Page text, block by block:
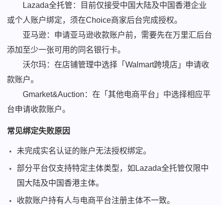
Lazada全托管：目前仅接受中国大陆及中国香港企业
或个人账户绑定，须在Choice商家后台完成授权。
亚马逊：申请亚马逊收款账户前，需要先在万里汇后台
添加至少一张可用的同名银行卡。
沃尔玛：在店铺管理中选择「Walmart跨境店」申请收
款账户。
Gmarket&Auction：在「其他电商平台」中选择相应平
台申请收款账户。
常见绑定失败原因
未完成实名认证的账户无法授权绑定。
部分平台仅支持特定主体类型，如Lazada全托管仅限中
国大陆及中国香港主体。
收款账户持有人与电商平台注册主体不一致。